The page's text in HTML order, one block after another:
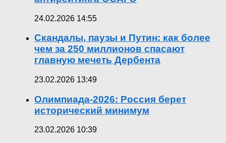
24.02.2026 14:55
Скандалы, паузы и Путин: как более
чем за 250 миллионов спасают
главную мечеть Дербента
23.02.2026 13:49
Олимпиада-2026: Россия берет
исторический минимум
23.02.2026 10:39